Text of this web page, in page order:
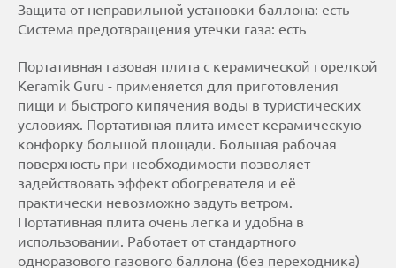
Защита от неправильной установки баллона: есть
Система предотвращения утечки газа: есть
Портативная газовая плита с керамической горелкой
Keramik Guru - применяется для приготовления
пищи и быстрого кипячения воды в туристических
условиях. Портативная плита имеет керамическую
конфорку большой площади. Большая рабочая
поверхность при необходимости позволяет
задействовать эффект обогревателя и её
практически невозможно задуть ветром.
Портативная плита очень легка и удобна в
использовании. Работает от стандартного
одноразового газового баллона (без переходника)